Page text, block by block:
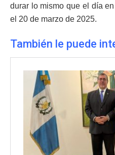
durar lo mismo que el día
el 20 de marzo de 2025.
También le puede